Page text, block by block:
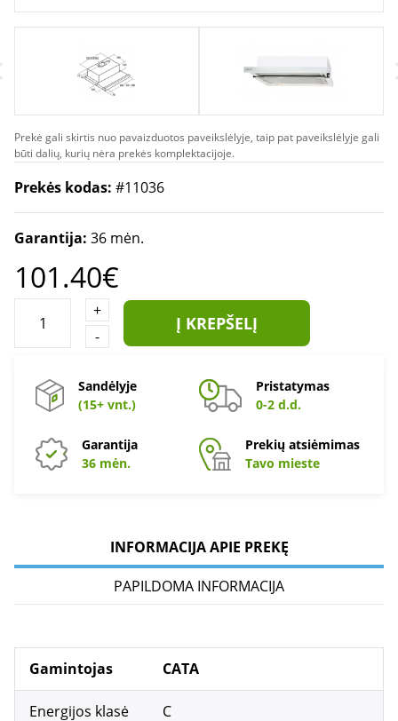
Prekė gali skirtis nuo pavaizduotos paveikslėlyje, taip pat paveikslėlyje gali
būti dalių, kurių nėra prekės komplektacijoje.
Prekės kodas: #11036
Garantija: 36 mėn.
101.40€
+
-
Į KREPŠELĮ
Sandėlyje
(15+ vnt.)
Pristatymas
0-2 d.d.
Garantija
36 mėn.
Prekių atsiėmimas
Tavo mieste
INFORMACIJA APIE PREKĘ
PAPILDOMA INFORMACIJA
Gamintojas CATA
Energijos klasė C